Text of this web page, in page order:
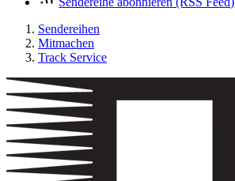
Sendereihen
Mitmachen
Track Service